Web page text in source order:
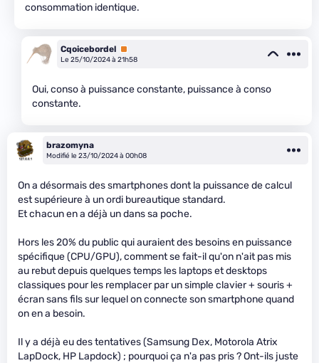
consommation identique.
Cqoicebordel Premium
Le 25/10/2024 à 21h58
Oui, conso à puissance constante, puissance à conso
constante.
brazomyna
Modifié le 23/10/2024 à 00h08
On a désormais des smartphones dont la puissance de calcul
est supérieure à un ordi bureautique standard.
Et chacun en a déjà un dans sa poche.
Hors les 20% du public qui auraient des besoins en puissance
spécifique (CPU/GPU), comment se fait-il qu'on n'ait pas mis
au rebut depuis quelques temps les laptops et desktops
classiques pour les remplacer par un simple clavier + souris +
écran sans fils sur lequel on connecte son smartphone quand
on en a besoin.
Il y a déjà eu des tentatives (Samsung Dex, Motorola Atrix
LapDock, HP Lapdock) ; pourquoi ça n'a pas pris ? Ont-ils juste